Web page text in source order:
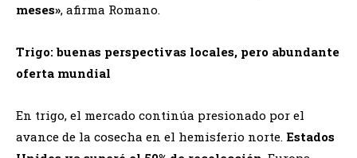
meses», afirma Romano.
Trigo: buenas perspectivas locales, pero abundante
oferta mundial
En trigo, el mercado continúa presionado por el
avance de la cosecha en el hemisferio norte. Estados